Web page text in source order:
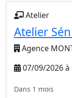
Atelier
Atelier
Agence
07/09/2026 à
Dans 1 mois